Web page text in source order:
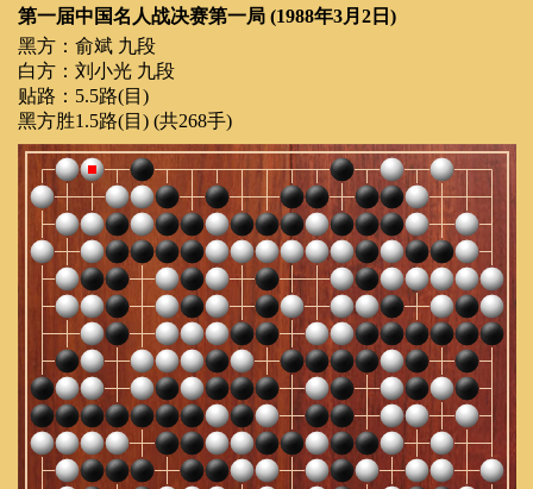
第一届中国名人战决赛第一局 (1988年3月2日)
黑方： 俞斌 九段
白方： 刘小光 九段
贴路： 5.5路(目)
黑方胜1.5路(目) (共268手)